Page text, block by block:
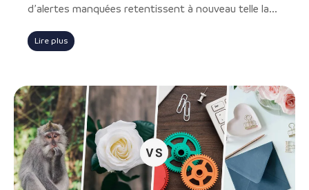
d’alertes manquées retentissent à nouveau telle la...
Lire plus